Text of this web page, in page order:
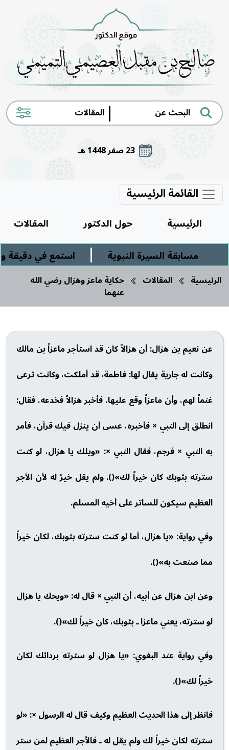
|
23 صفر 1448 هـ
القائمة الرئيسية
الرئيسية حول الدكتور
المقالات
مسابقة السيرة النبوية
| استمع في دقيقة
الرئيسية المقالات حكاية ماعز وهزال رضي الله
عنهما
عن نعيم بن هزال: أن هزالاً كان قد استأجر ماعزاً بن مالك
وكانت له جارية يقال لها: فاطمة، قد أملكت، وكانت ترعى
غنماً لهم، وأن ماعزاً وقع عليها، فأخبر هزالاً فخدعه، فقال:
انطلق إلى النبي × فأخبره، عسى أن ينزل فيك قرآن، فأمر
به النبي × فرجم، فقال النبي ×: «ويلك يا هزال، لو كنت
سترته بثوبك كان خيراً لك»(). ولم يقل خيرٌ له لأن الأجر
العظيم سيكون للساتر على أخيه المسلم.
وفي رواية: «يا هزال، أما لو كنت سترته بثوبك، لكان خيراً
مما صنعت به»().
وعن ابن هزال عن أبيه، أن النبي × قال له: «ويحك يا هزال
لو سترته، يعني ماعزا ـ بثوبك، كان خيراً لك»().
وفي رواية عند البغوي: «يا هزال لو سترته بردائك لكان
خيراً لك»().
فانظر إلى هذا الحديث العظيم وكيف قال له الرسول ×: «لو
سترته لكان خيراً لك ولم يقل له ـ فالأجر العظيم لمن ستر